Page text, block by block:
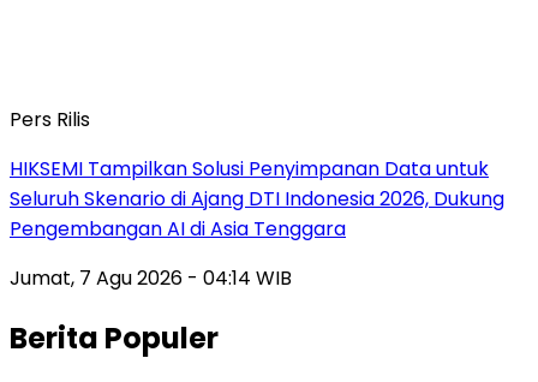
Pers Rilis
HIKSEMI Tampilkan Solusi Penyimpanan Data untuk
Seluruh Skenario di Ajang DTI Indonesia 2026, Dukung
Pengembangan AI di Asia Tenggara
Jumat, 7 Agu 2026 - 04:14 WIB
Berita Populer